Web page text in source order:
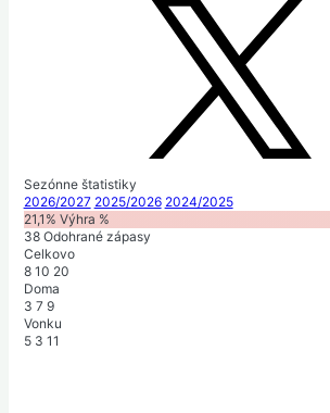
Sezónne štatistiky
2026/2027 2025/2026 2024/2025
21,1% Výhra %
38 Odohrané zápasy
Celkovo
8 10 20
Doma
3 7 9
Vonku
5 3 11